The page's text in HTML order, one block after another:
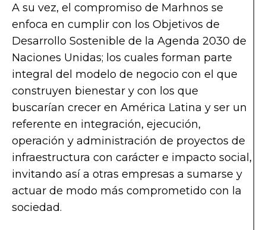
A su vez, el compromiso de Marhnos se
enfoca en cumplir con los Objetivos de
Desarrollo Sostenible de la Agenda 2030 de
Naciones Unidas; los cuales forman parte
integral del modelo de negocio con el que
construyen bienestar y con los que
buscarían crecer en América Latina y ser un
referente en integración, ejecución,
operación y administración de proyectos de
infraestructura con carácter e impacto social,
invitando así a otras empresas a sumarse y
actuar de modo más comprometido con la
sociedad.